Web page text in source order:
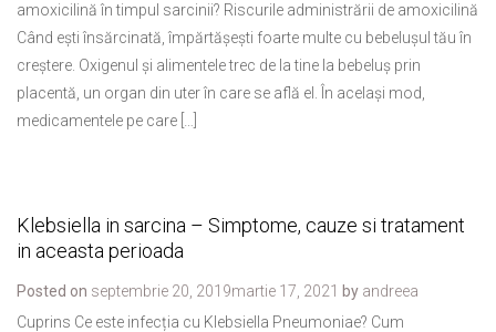
amoxicilină în timpul sarcinii? Riscurile administrării de amoxicilină
Când ești însărcinată, împărtășești foarte multe cu bebelușul tău în
creștere. Oxigenul și alimentele trec de la tine la bebeluș prin
placentă, un organ din uter în care se află el. În același mod,
medicamentele pe care […]
Klebsiella in sarcina – Simptome, cauze si tratament
in aceasta perioada
Posted on septembrie 20, 2019martie 17, 2021 by andreea
Cuprins Ce este infecția cu Klebsiella Pneumoniae? Cum